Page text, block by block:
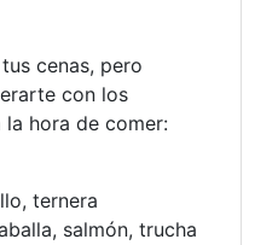
cenas, pero
con los
la hora de comer:
ternera
salmón, trucha